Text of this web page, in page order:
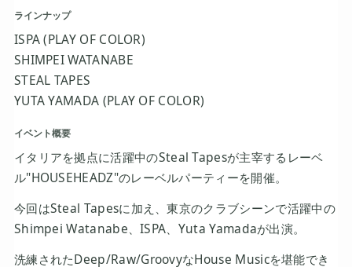
ラインナップ
ISPA (PLAY OF COLOR)
SHIMPEI WATANABE
STEAL TAPES
YUTA YAMADA (PLAY OF COLOR)
イベント概要
イタリアを拠点に活躍中のSteal Tapesが主宰するレーベ
ル"HOUSEHEADZ"のレーベルパーティーを開催。
今回はSteal Tapesに加え、東京のクラブシーンで活躍中の
Shimpei Watanabe、ISPA、Yuta Yamadaが出演。
洗練されたDeep/Raw/GroovyなHouse Musicを堪能でき